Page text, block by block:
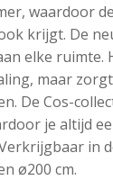
waardoor
krijgt. De
elke ruimte.
maar
De Cos-
je altijd
in
ø200 cm.